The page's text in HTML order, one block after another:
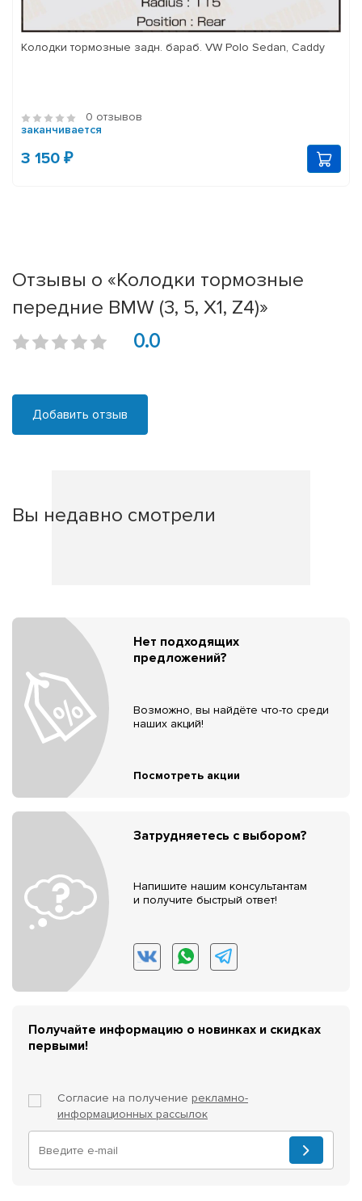
Колодки тормозные задн. бараб. VW Polo Sedan, Caddy
0 отзывов
заканчивается
3 150 ₽
Отзывы о «Колодки тормозные
передние BMW (3, 5, X1, Z4)»
0.0
Добавить отзыв
Вы недавно смотрели
Нет подходящих
предложений?
Возможно, вы найдёте что-то среди
наших акций!
Посмотреть акции
Затрудняетесь с выбором?
Напишите нашим консультантам
и получите быстрый ответ!
Получайте информацию о новинках и скидках
первыми!
Согласие на получение рекламно-
информационных рассылок